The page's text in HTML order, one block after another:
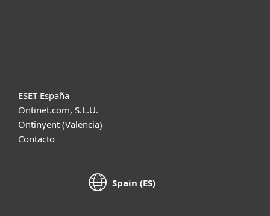
ESET España
Ontinet.com, S.L.U.
Ontinyent (Valencia)
Contacto
Spain (ES)